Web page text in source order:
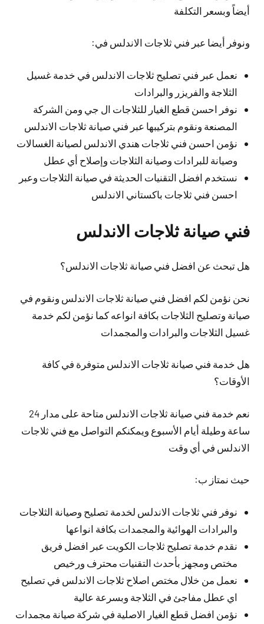
أيضاً وبسعر التكلفة
ونوفر أيضا عبر فني ثلاجات الاندلس في:
نعمل عبر فني تصليح ثلاجات الاندلس في خدمة غسيل
الثلاجة والفريزر والبرادات
نوفر احسن قطع الغيار للثلاجات ال جي ومن الشركة
المصنعة ونقوم بتركيبها عبر فني صيانة ثلاجات الاندلس
نؤمن احسن فني ثلاجات هندي الاندلس لصيانة الغسالات
وصيانة للبرادات وصيانة الثلاجات وإصلاح أي عطل
نستخدم افضل التقنيات الحديثة في صيانة الثلاجات وعبر
احسن فني ثلاجات باكستاني الاندلس
فني صيانة ثلاجات الاندلس
هل تبحث عن افضل فني صيانة ثلاجات الاندلس؟
نحن نؤمن لكم افضل فني صيانة ثلاجات الاندلس ونقوم في
صيانة وتصليح الثلاجات بكافة انواعه كما نؤمن لكم خدمة
غسيل الثلاجات والبرادات والمجمدات
هل خدمة فني صيانة ثلاجات الاندلس متوفرة في كافة
الأوقات؟
نعم خدمة فني صيانة ثلاجات الاندلس متاحة على مدار 24
ساعة وطيلة أيام الأسبوع ويمكنكم التواصل مع فني ثلاجات
الاندلس في أي وقت
حيث نمتاز ب:
نوفر فني ثلاجات الاندلس لخدمة تصليح وصيانة الثلاجات
والبرادات الهوائية والمجمدات بكافة انواعها
نقدم خدمة تصليح ثلاجات الكويت عبر افضل فريق
مختص ومجهز بأحدث التقنيات محترف ورخيص
نعمل من خلال مختص اصلاح ثلاجات الاندلس في تصليح
اي عطل مفاجئ في الثلاجة وبسرعة عالية
نؤمن افضل قطع الغيار الاصلية في شركة صيانة مجمدات